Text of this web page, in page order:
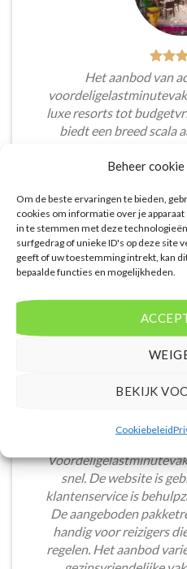
Beheer
Om de beste ervaringen te bieden,
cookies om informatie over je
in te stemmen met deze
surfgedrag of unieke ID's op deze site
geeft of uw toestemming intrekt, kan
bepaalde functies en mogelijkheden.
BEKIJK
Cookiebeleid
Het aanbod van
luxe resorts tot
biedt een breed scala
accommodaties te
Tim
snel. De website is
klantenservice is
De aangeboden
handig voor reizigers
regelen. Het aanbod